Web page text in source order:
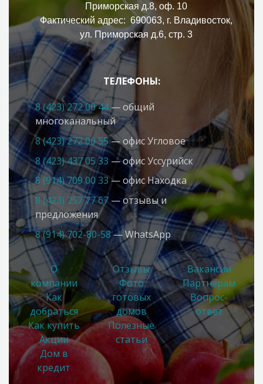
Приморская д.8, оф. 10
Фактический адрес: 690063, г. Владивосток,
ул. Приморская д.6, стр. 3
ТЕЛЕФОНЫ:
8 (423) 272 00 44— общий
многоканальный
8 (423) 272 00 55— офис Угловое
8 (423) 437 05 33 — офис Усcурийск
8 (914) 709 00 33— офис Находка
8 (423) 257 77 67— отзывы и
предложения
8 (914) 702-80-58— WhatsApp
О
компании
Как
добраться
Как купить
Акции
Дом в
кредит
Отзывы
Фото
готовых
домов
Полезные
статьи
Вакансии
Партнерам
Вопрос-
ответ